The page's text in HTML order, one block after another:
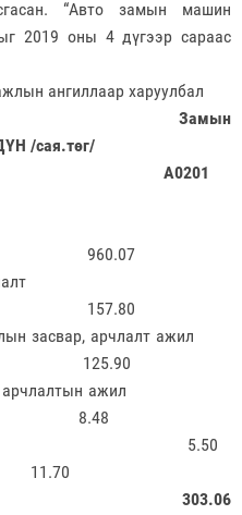
“Авто замын машин
2019 оны 4 дүгээр сараас
ангиллаар харуулбал
Замын
/сая.төг/
А0201
засвар
960.07
арчлалт
157.80
засвар, арчлалт ажил
арчлалтын ажил
5.50
303.06